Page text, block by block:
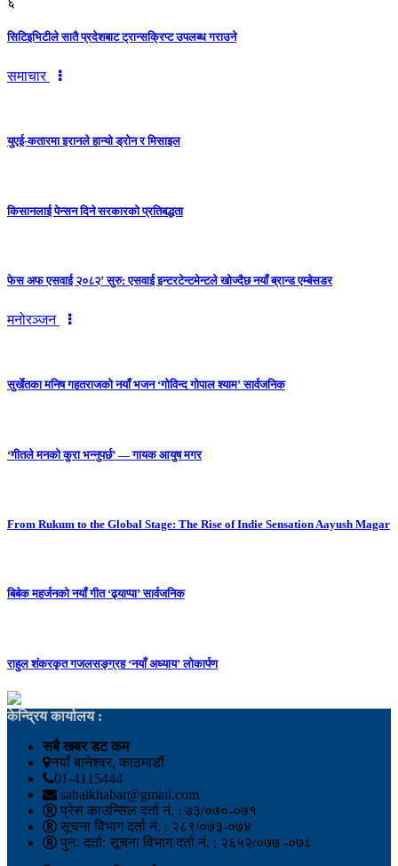
सिटिइभिटीले सातै प्रदेशबाट ट्रान्सक्रिप्ट उपलब्ध गराउने
समाचार
युएई-कतारमा इरानले हान्यो ड्रोन र मिसाइल
किसानलाई पेन्सन दिने सरकारको प्रतिबद्धता
फेस अफ एसवाई २०८२’ सुरु: एसवाई इन्टरटेन्टमेन्टले खोज्दैछ नयाँ ब्रान्ड एम्बेसडर
मनोरञ्जन
सुर्खेतका मनिष गहतराजको नयाँ भजन ‘गोविन्द गोपाल श्याम’ सार्वजनिक
‘गीतले मनको कुरा भन्नुपर्छ’ — गायक आयुष मगर
From Rukum to the Global Stage: The Rise of Indie Sensation Aayush Magar
बिबेक महर्जनको नयाँ गीत ‘ढ्याप्पा’ सार्वजनिक
राहुल शंकरकृत गजलसङ्ग्रह ‘नयाँ अध्याय’ लोकार्पण
केन्द्रिय कार्यालय :
सबै खबर डट कम
नयाँ बानेश्वर, काठमाडौं
01-4115444
sabaikhabar@gmail.com
प्रेस काउन्सिल दर्ता नं. : ७३/०७०-०७१
सूचना विभाग दर्ता नं. : २८९/०७३-०७४
पुनः दर्ता: सूचना विभाग दर्ता नं. : २६५२/०७७ -०७८